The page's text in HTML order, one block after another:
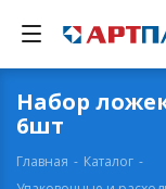
Набор
6шт
Главная - Каталог -